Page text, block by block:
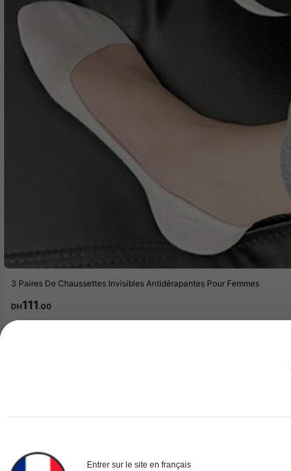
3 Paires De Chaussettes Invisibles Antidérapantes Pour Femmes
DH111.00
Entrer sur le site en français